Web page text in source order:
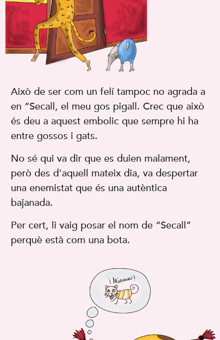
Això de ser com un felí tampoc no agrada a
en “Secall, el meu gos pigall. Crec que això
és deu a aquest embolic que sempre hi ha
entre gossos i gats.
No sé qui va dir que es duien malament,
però des d'aquell mateix dia, va despertar
una enemistat que és una autèntica
bajanada.
Per cert, li vaig posar el nom de “Secall”
perquè està com una bota.